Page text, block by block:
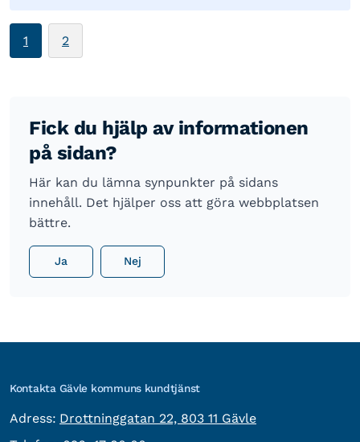
1 2
Fick du hjälp av informationen
på sidan?
Här kan du lämna synpunkter på sidans
innehåll. Det hjälper oss att göra webbplatsen
bättre.
Ja Nej
Kontakta Gävle kommuns kundtjänst
Adress: besöksadress:
Drottninggatan 22, 803 11 Gävle